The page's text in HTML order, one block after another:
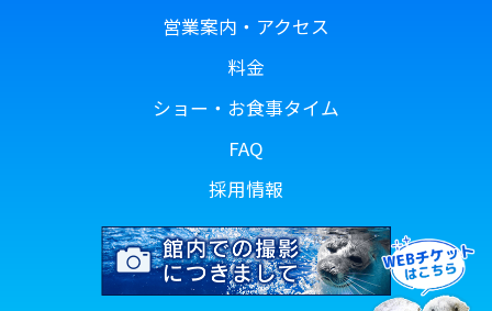
営業案内・アクセス
料金
ショー・お食事タイム
FAQ
採用情報